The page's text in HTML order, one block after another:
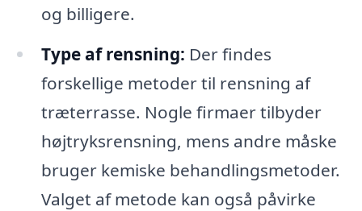
og billigere.
Type af rensning: Der findes
forskellige metoder til rensning af
træterrasse. Nogle firmaer tilbyder
højtryksrensning, mens andre måske
bruger kemiske behandlingsmetoder.
Valget af metode kan også påvirke